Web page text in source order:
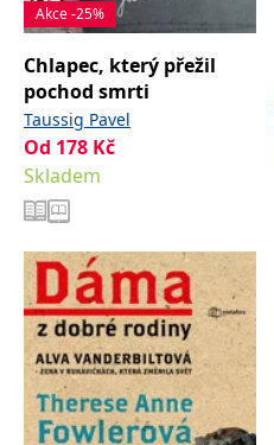
Akce -25%
Chlapec, který přežil
pochod smrti
Taussig Pavel
Od 178 Kč
Skladem